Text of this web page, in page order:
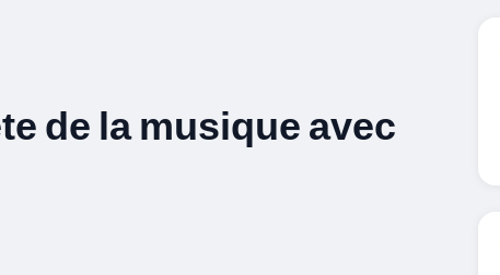
de la musique avec